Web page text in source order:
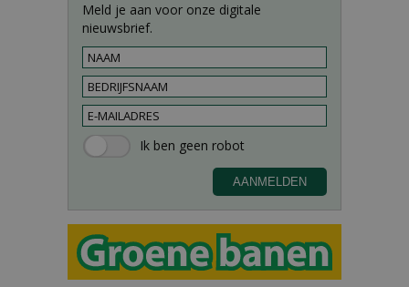
Meld je aan voor onze digitale
nieuwsbrief.